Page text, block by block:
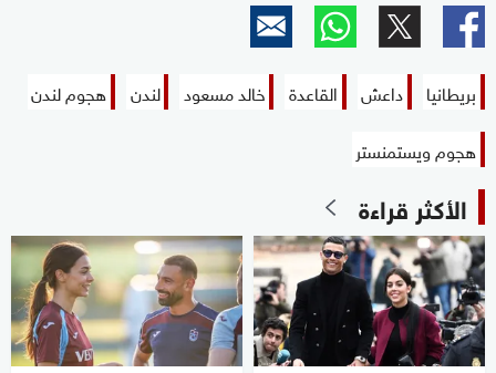
بريطانيا داعش القاعدة خالد مسعود لندن
هجوم لندن
هجوم ويستمنستر
الأكثر قراءة